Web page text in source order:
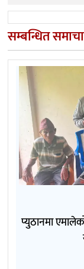
सम्बन्धित
प्युठानमा